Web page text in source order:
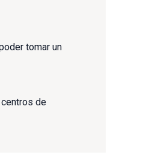
tomar un
de